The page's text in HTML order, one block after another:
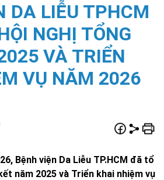
DA LIỄU TPHCM
NGHỊ TỔNG
VÀ TRIỂN
VỤ NĂM 2026
Bệnh viện Da Liễu TP.HCM đã tổ
năm 2025 và Triển khai nhiệm vụ